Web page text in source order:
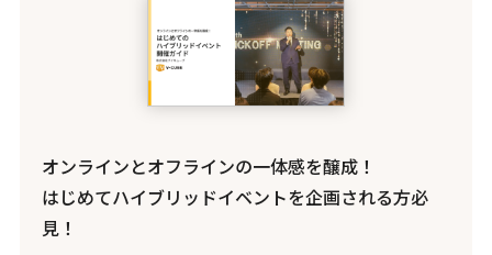
オンラインとオフラインの一体感を醸成！
はじめてハイブリッドイベントを企画される方必
見！